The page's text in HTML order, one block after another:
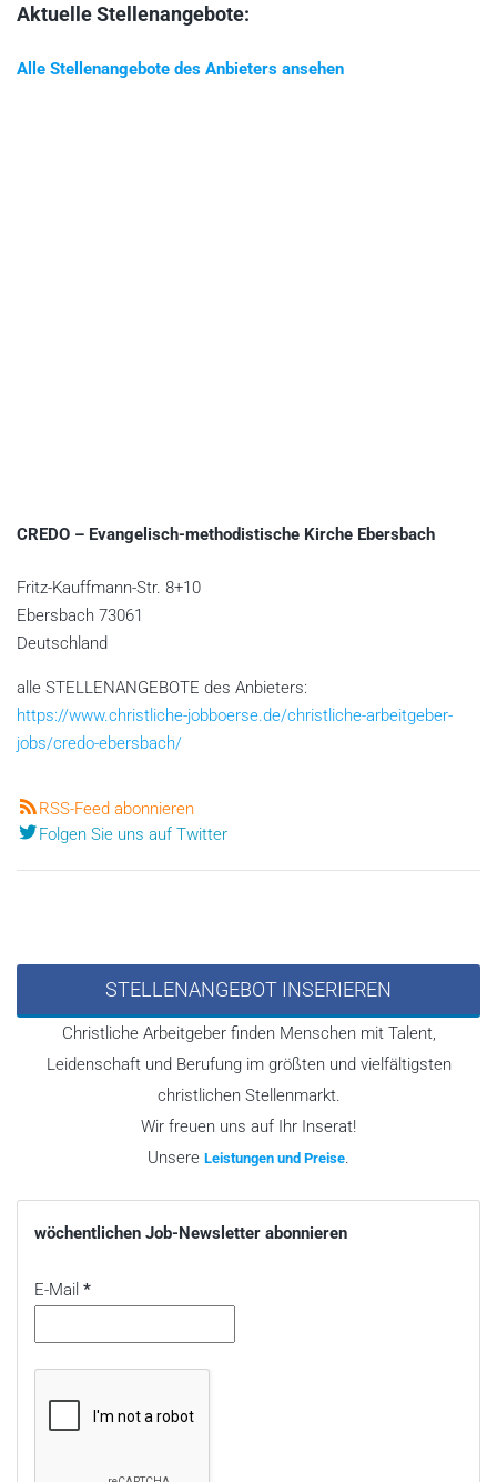
Aktuelle Stellenangebote:
Alle Stellenangebote des Anbieters ansehen
CREDO – Evangelisch-methodistische Kirche Ebersbach
Fritz-Kauffmann-Str. 8+10
Ebersbach 73061
Deutschland
alle STELLENANGEBOTE des Anbieters:
https://www.christliche-jobboerse.de/christliche-arbeitgeber-
jobs/credo-ebersbach/
RSS-Feed abonnieren
Folgen Sie uns auf Twitter
STELLENANGEBOT INSERIEREN
Christliche Arbeitgeber finden Menschen mit Talent,
Leidenschaft und Berufung im größten und vielfältigsten
christlichen Stellenmarkt.
Wir freuen uns auf Ihr Inserat!
Unsere Leistungen und Preise.
wöchentlichen Job-Newsletter abonnieren
E-Mail *